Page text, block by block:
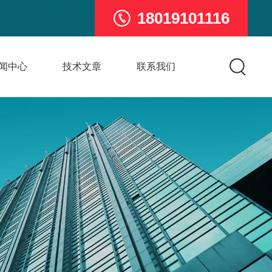
18019101116
中心 技术文章 联系我们